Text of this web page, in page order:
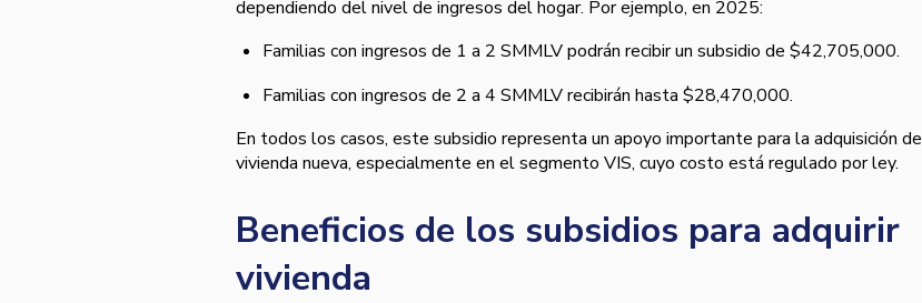
dependiendo del nivel de ingresos del hogar. Por ejemplo, en 2025:
Familias con ingresos de 1 a 2 SMMLV podrán recibir un subsidio de $42,705,000.
Familias con ingresos de 2 a 4 SMMLV recibirán hasta $28,470,000.
En todos los casos, este subsidio representa un apoyo importante para la adquisición de
vivienda nueva, especialmente en el segmento VIS, cuyo costo está regulado por ley.
Beneficios de los subsidios para adquirir
vivienda